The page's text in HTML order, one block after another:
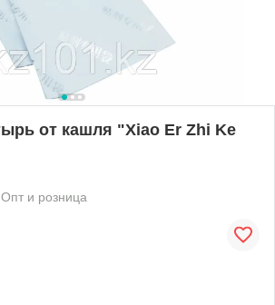
от кашля "Xiao Er Zhi Ke
Опт и розница